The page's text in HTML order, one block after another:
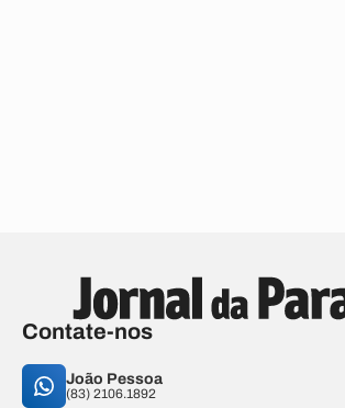
Contate-nos
João Pessoa
(83) 2106.1892